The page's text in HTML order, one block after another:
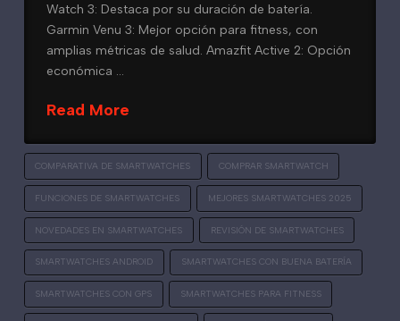
Watch 3: Destaca por su duración de batería.
Garmin Venu 3: Mejor opción para fitness, con
amplias métricas de salud. Amazfit Active 2: Opción
económica …
Read More
COMPARATIVA DE SMARTWATCHES COMPRAR SMARTWATCH
FUNCIONES DE SMARTWATCHES MEJORES SMARTWATCHES 2025
NOVEDADES EN SMARTWATCHES REVISIÓN DE SMARTWATCHES
SMARTWATCHES ANDROID SMARTWATCHES CON BUENA BATERÍA
SMARTWATCHES CON GPS SMARTWATCHES PARA FITNESS